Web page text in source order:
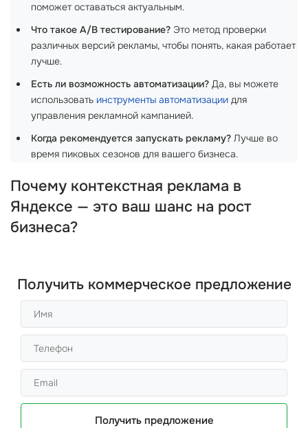
поможет оставаться актуальным.
Что такое A/B тестирование? Это метод проверки
различных версий рекламы, чтобы понять, какая работает
лучше.
Есть ли возможность автоматизации? Да, вы можете
использовать инструменты автоматизации для
управления рекламной кампанией.
Когда рекомендуется запускать рекламу? Лучше во
время пиковых сезонов для вашего бизнеса.
Почему контекстная реклама в
Яндексе — это ваш шанс на рост
бизнеса?
Получить коммерческое предложение
Получить предложение